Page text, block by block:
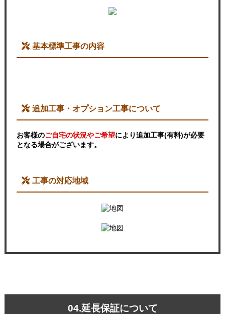
基本標準工事の内容
追加工事・オプション工事について
お客様のご自宅の状況やご希望により追加工事(有料)が必要
となる場合がございます。
工事の対応地域
04.延長保証について